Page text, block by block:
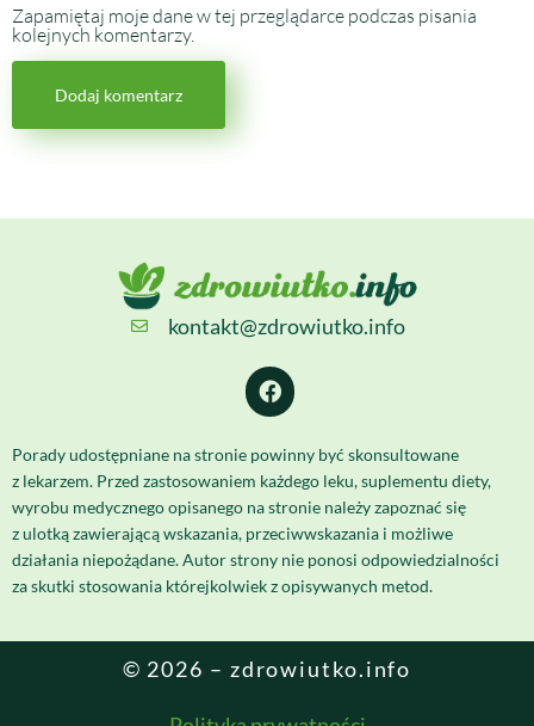
Zapamiętaj moje dane w tej przeglądarce podczas pisania
kolejnych komentarzy.
kontakt@zdrowiutko.info
Porady udostępniane na stronie powinny być skonsultowane
z lekarzem. Przed zastosowaniem każdego leku, suplementu diety,
wyrobu medycznego opisanego na stronie należy zapoznać się
z ulotką zawierającą wskazania, przeciwwskazania i możliwe
działania niepożądane. Autor strony nie ponosi odpowiedzialności
za skutki stosowania którejkolwiek z opisywanych metod.
© 2026 – zdrowiutko.info